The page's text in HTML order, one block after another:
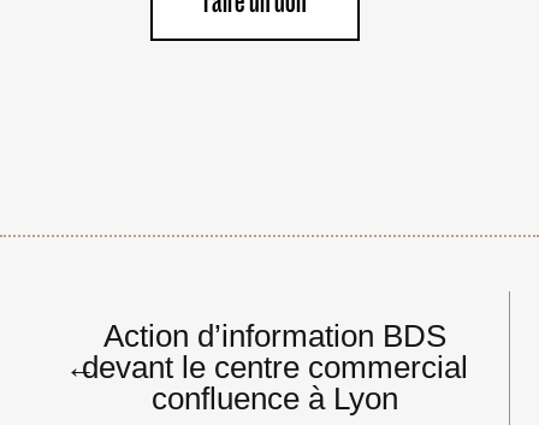
Navigation
l’article
←
Action d’information BDS
devant le centre commercial
confluence à Lyon